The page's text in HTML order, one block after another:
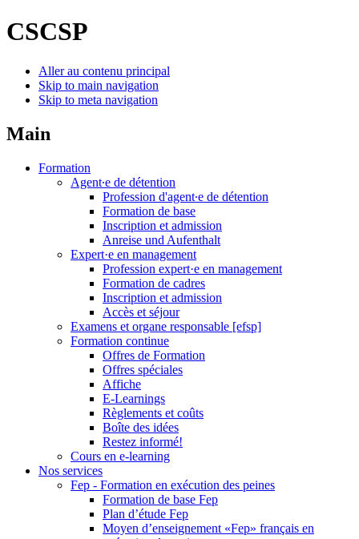
CSCSP
Aller au contenu principal
Skip to main navigation
Skip to meta navigation
Main
Formation
Agent∙e de détention
Profession d'agent∙e de détention
Formation de base
Inscription et admission
Anreise und Aufenthalt
Expert·e en management
Profession expert·e en management
Formation de cadres
Inscription et admission
Accès et séjour
Examens et organe responsable [efsp]
Formation continue
Offres de Formation
Offres spéciales
Affiche
E-Learnings
Règlements et coûts
Boîte des idées
Restez informé!
Cours en e-learning
Nos services
Fep - Formation en exécution des peines
Formation de base Fep
Plan d’étude Fep
Moyen d’enseignement «Fep» français en